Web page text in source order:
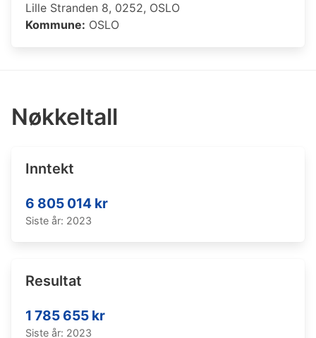
Lille Stranden 8, 0252, OSLO
Kommune: OSLO
Nøkkeltall
Inntekt
6 805 014 kr
Siste år: 2023
Resultat
1 785 655 kr
Siste år: 2023